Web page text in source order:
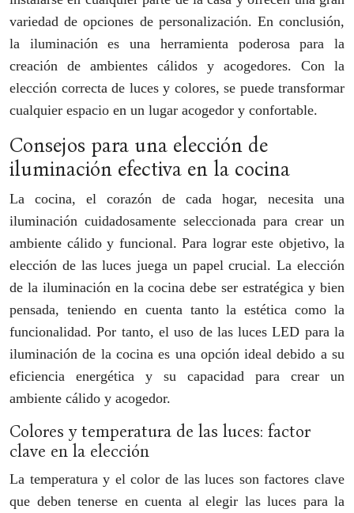
variedad de opciones de personalización. En conclusión,
la iluminación es una herramienta poderosa para la
creación de ambientes cálidos y acogedores. Con la
elección correcta de luces y colores, se puede transformar
cualquier espacio en un lugar acogedor y confortable.
Consejos para una elección de
iluminación efectiva en la cocina
La cocina, el corazón de cada hogar, necesita una
iluminación cuidadosamente seleccionada para crear un
ambiente cálido y funcional. Para lograr este objetivo, la
elección de las luces juega un papel crucial. La elección
de la iluminación en la cocina debe ser estratégica y bien
pensada, teniendo en cuenta tanto la estética como la
funcionalidad. Por tanto, el uso de las luces LED para la
iluminación de la cocina es una opción ideal debido a su
eficiencia energética y su capacidad para crear un
ambiente cálido y acogedor.
Colores y temperatura de las luces: factor
clave en la elección
La temperatura y el color de las luces son factores clave
que deben tenerse en cuenta al elegir las luces para la